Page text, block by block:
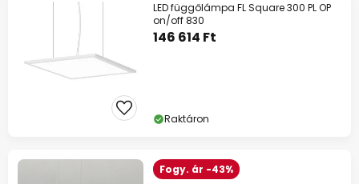
LED függőlámpa FL Square 300 PL OP
on/off 830
146 614 Ft
Raktáron
Fogy. ár -43%